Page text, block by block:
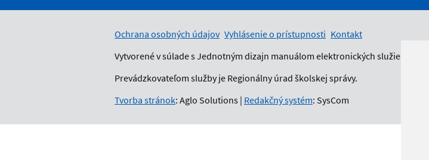
Ochrana osobných údajov Vyhlásenie o prístupnosti Kontakt
Vytvorené v súlade s Jednotným dizajn manuálom elektronických služieb.
Prevádzkovateľom služby je Regionálny úrad školskej správy.
Tvorba stránok: Aglo Solutions | Redakčný systém: SysCom